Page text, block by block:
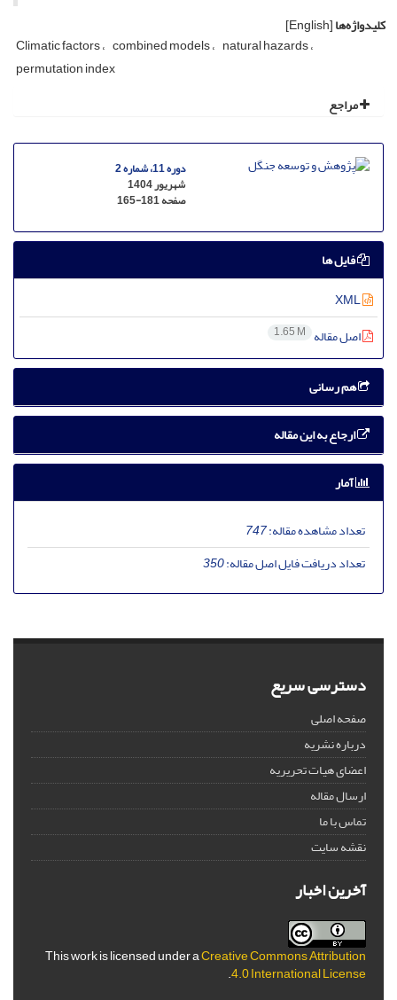
کلیدواژه‌ها[English]
Climatic factors combined models natural hazards
permutation index
مراجع
دوره 11، شماره 2
شهریور 1404
صفحه165-181
فایل ها
اصل مقاله 1.65 M
هم رسانی
ارجاع به این مقاله
آمار
تعداد مشاهده مقاله:747
تعداد دریافت فایل اصل مقاله:350
دسترسی سریع
صفحه اصلی
درباره نشریه
اعضای هیات تحریریه
ارسال مقاله
تماس با ما
نقشه سایت
آخرین اخبار
This work is licensed under aCreative Commons Attribution
4.0 International License
.